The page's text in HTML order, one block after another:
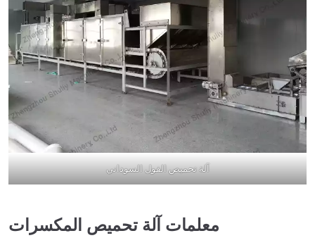
آلة تحميص الفول السوداني
معلمات آلة تحميص المكسرات